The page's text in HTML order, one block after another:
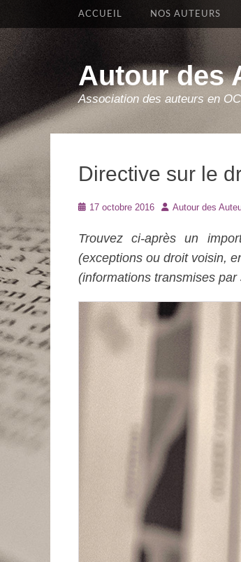
Autour des
Association des auteurs en
Premier Menu
Aller
ACCUEIL NOS AUTEURS
Directive sur le
Posté17 octobre 2016 Auteur
Autour des
Trouvez ci-après un
(exceptions ou droit voisin,
(informations transmises